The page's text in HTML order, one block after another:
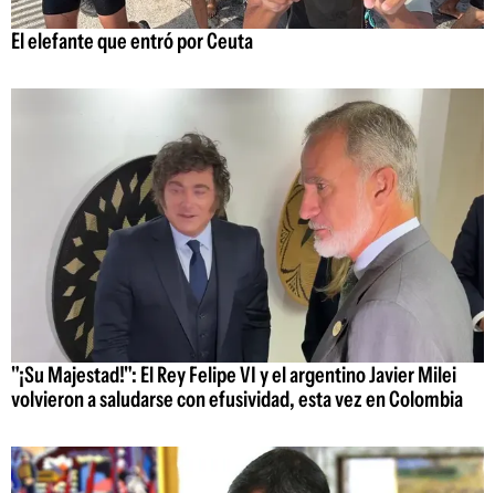
El elefante que entró por Ceuta
"¡Su Majestad!": El Rey Felipe VI y el argentino Javier Milei
volvieron a saludarse con efusividad, esta vez en Colombia